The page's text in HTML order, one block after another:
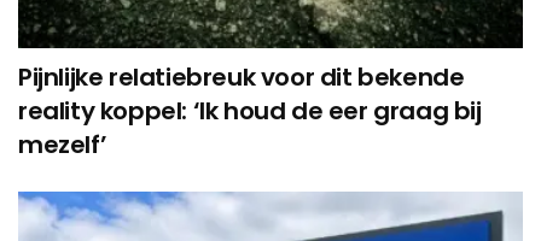
Pijnlijke relatiebreuk voor dit bekende
reality koppel: ‘Ik houd de eer graag bij
mezelf’